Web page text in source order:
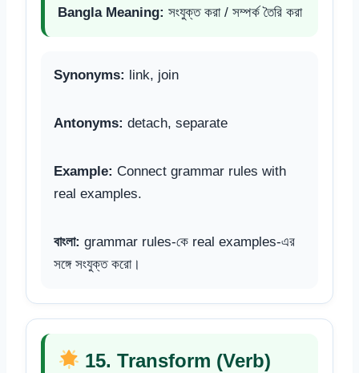
Bangla Meaning: সংযুক্ত করা / সম্পর্ক তৈরি করা
Synonyms: link, join
Antonyms: detach, separate
Example: Connect grammar rules with
real examples.
বাংলা: grammar rules-কে real examples-এর
সঙ্গে সংযুক্ত করো।
15. Transform (Verb)